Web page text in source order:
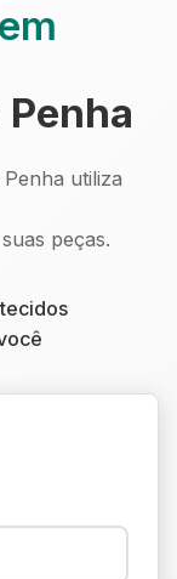
Penha
utiliza
peças.